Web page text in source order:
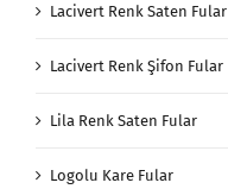
Lacivert Renk Saten Fular
Lacivert Renk Şifon Fular
Lila Renk Saten Fular
Logolu Kare Fular